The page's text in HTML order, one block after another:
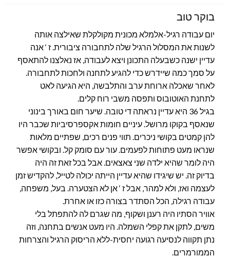
בוקר טוב
יום עבודה רגיל-אלמלא מכונית מקולקלת שאילצה אותה
לשנות את המסלול הרגיל שלה לתחבורה ציבורית. ז ‘ אנה
עדיין ישנה כשבעלה התכונן ויצא לעבודה, אז נאלצנו להתאסף
על סמך כמה שיידרש כדי להגיע לתחנה ולחכות לתחבורה.
לאחר שאכלה ארוחת ערב והתלבשה, היא הגיעה לאט
לתחנת האוטובוס ותפסה משבי רוח קלים.
בגיל 36 היא עדיין נראתה די טובה. שיער חום באורך בינוני
שנאסף בקוקו מרושל. עיניים חומות אקספרסיביות שכבר היו
להן קמטים בקושי ניכרים. תווי פנים רכים, שפתיים מלאות
שנראו מעט פתוחות לפעמים. עור עם סומק קל. ובקושי אפשר
היה לומר שהיא ילדה שני צאצאים. אבל בכל זאת זה היה
בדיוק זה. יש שיגידו שהיא עדיין הייתה יכולה לטייל, להקדיש זמן
לעצמה ואז, ולא למהר, אבל ז ‘ אן לא הצטערה. בעל, משפחה,
עבודה רגילה, הכל הסתדר בצורה כזו או אחרת.
אוויר הסתיו היה רענן ושקוף, מה שגרם לה להתפתל בלי
משים, לתקן את קפלי השמלה. היו מעט אנשים בתחנה, וזה
נתן תקווה לנסיעה רגועה יחסית-ללא הריסוק הרגיל והצרחות
הממורמרים.